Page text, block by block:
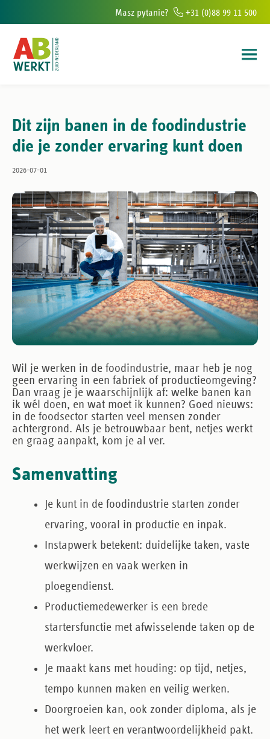
w południowej Holandii
Masz pytanie? +31 (0)88 99 11 500
Dit zijn banen in de foodindustrie
die je zonder ervaring kunt doen
2026-07-01
Wil je werken in de foodindustrie, maar heb je nog
geen ervaring in een fabriek of productieomgeving?
Dan vraag je je waarschijnlijk af: welke banen kan
ik wél doen, en wat moet ik kunnen? Goed nieuws:
in de foodsector starten veel mensen zonder
achtergrond. Als je betrouwbaar bent, netjes werkt
en graag aanpakt, kom je al ver.
Samenvatting
Je kunt in de foodindustrie starten zonder
ervaring, vooral in productie en inpak.
Instapwerk betekent: duidelijke taken, vaste
werkwijzen en vaak werken in
ploegendienst.
Productiemedewerker is een brede
startersfunctie met afwisselende taken op de
werkvloer.
Je maakt kans met houding: op tijd, netjes,
tempo kunnen maken en veilig werken.
Doorgroeien kan, ook zonder diploma, als je
het werk leert en verantwoordelijkheid pakt.